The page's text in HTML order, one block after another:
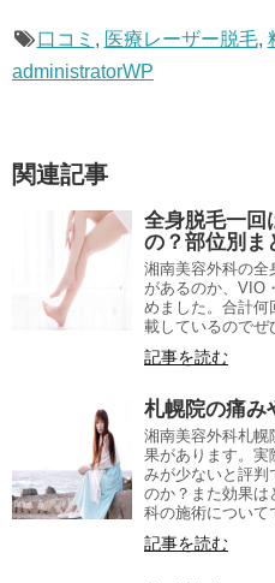
口コミ , 医療レーザー脱毛,
administratorWP
関連記事
全身脱毛一回
の？部位別ま
湘南美容外科の全
があるのか、VIO
めました。合計何
載しているのでぜ
記事を読む
札幌院の痛み
湘南美容外科札幌
果があります。実
みが少ないと評判
のか？また効果は
科の施術について
記事を読む